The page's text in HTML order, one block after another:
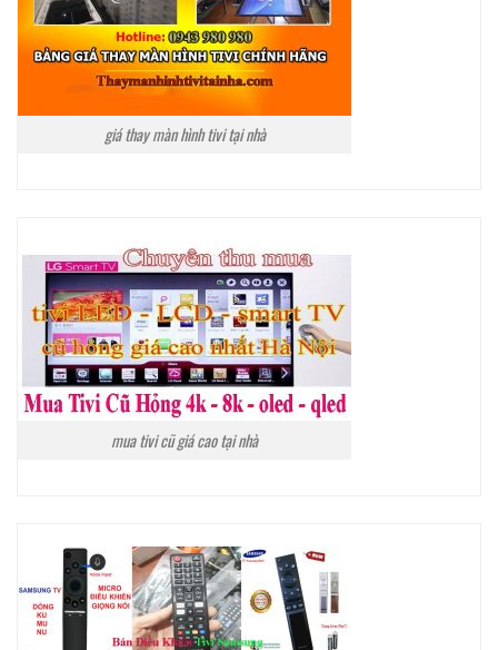
giá thay màn hình tivi tại nhà
mua tivi cũ giá cao tại nhà